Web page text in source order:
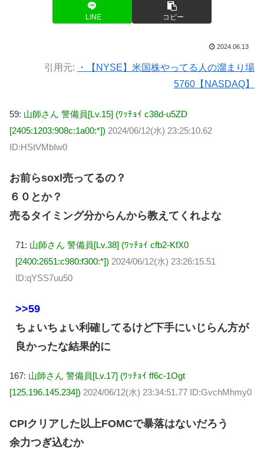
LINE コピー
2024.06.13
引用元:
・【NYSE】米国株やってる人の溜まり場
5760【NASDAQ】
59: 山師さん 警備員[Lv.15] (ﾜｯﾁｮｲ c38d-u5ZD
[2405:1203:908c:1a00:*]) 2024/06/12(水) 23:25:10.62
ID:HStVMbIw0
お前らsoxl売ってるの？
６０とか？
売るタイミング分からんから教えてくれよな
71: 山師さん 警備員[Lv.38] (ﾜｯﾁｮｲ cfb2-KfX0
[2400:2651:c980:f300:*]) 2024/06/12(水) 23:26:15.51
ID:qYSS7uu50
>>59
ちょいちょい利確してるけど下手にいじらん方が
良かったな結果的に
167: 山師さん 警備員[Lv.17] (ﾜｯﾁｮｲ ff6c-1Ogt
[125.196.145.234]) 2024/06/12(水) 23:34:51.77 ID:GvchMhmy0
CPIクリアした以上FOMCで暴落はないだろう
余力つぎ込むか